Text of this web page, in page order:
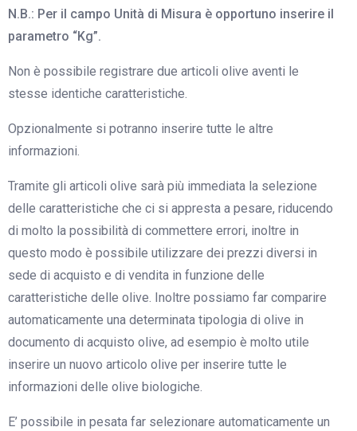
N.B.: Per il campo Unità di Misura è opportuno inserire il
parametro “Kg”.
Non è possibile registrare due articoli olive aventi le
stesse identiche caratteristiche.
Opzionalmente si potranno inserire tutte le altre
informazioni.
Tramite gli articoli olive sarà più immediata la selezione
delle caratteristiche che ci si appresta a pesare, riducendo
di molto la possibilità di commettere errori, inoltre in
questo modo è possibile utilizzare dei prezzi diversi in
sede di acquisto e di vendita in funzione delle
caratteristiche delle olive. Inoltre possiamo far comparire
automaticamente una determinata tipologia di olive in
documento di acquisto olive, ad esempio è molto utile
inserire un nuovo articolo olive per inserire tutte le
informazioni delle olive biologiche.
E’ possibile in pesata far selezionare automaticamente un